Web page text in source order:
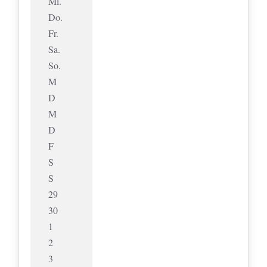
Do.
Fr.
Sa.
So.
M
D
M
D
F
S
S
29
30
1
2
3